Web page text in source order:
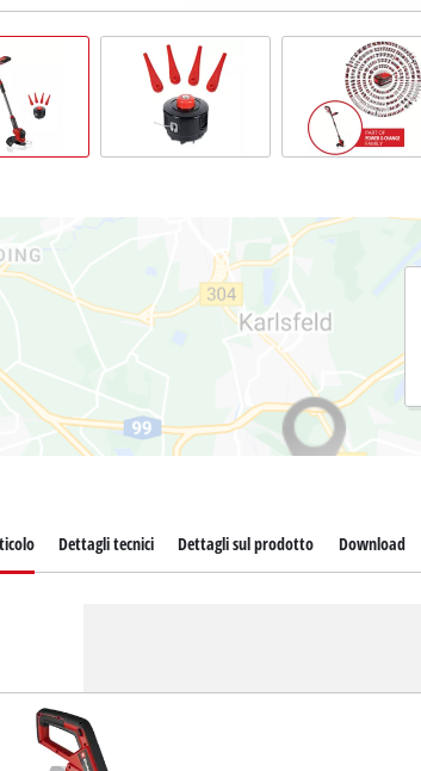
Dettagli tecnici Dettagli sul prodotto Download